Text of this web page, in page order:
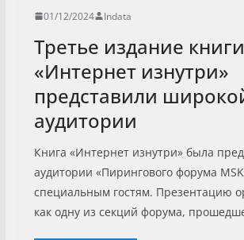
01/12/2024 Indata
Третье издание книги
«Интернет изнутри»
представили
аудитории
Книга «Интернет изнутри» была
аудитории «Пирингового форума
специальным гостям. Презентацию
как одну из секций форума,